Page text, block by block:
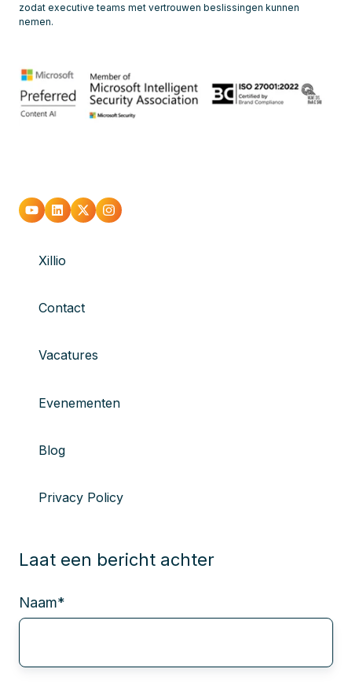
zodat executive teams met vertrouwen beslissingen kunnen
nemen.
Xillio
Contact
Vacatures
Evenementen
Blog
Privacy Policy
Laat een bericht achter
Naam*